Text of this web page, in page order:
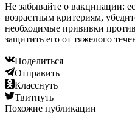
Не забывайте о вакцинации:
возрастным критериям,
необходимые прививки
защитить его от тяжелого
Поделиться
Отправить
Класснуть
Твитнуть
Похожие публикации